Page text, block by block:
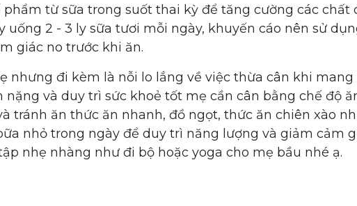
phẩm từ sữa trong suốt thai kỳ để tăng cường các chất
uống 2 - 3 ly sữa tươi mỗi ngày, khuyến cáo nên sử
giác no trước khi ăn.
nhưng đi kèm là nỗi lo lắng về việc thừa cân khi mang
nặng và duy trì sức khoẻ tốt mẹ cần cân bằng chế độ
tránh ăn thức ăn nhanh, đồ ngọt, thức ăn chiên xào
nhỏ trong ngày để duy trì năng lượng và giảm cảm
nhẹ nhàng như đi bộ hoặc yoga cho mẹ bầu nhé ạ.